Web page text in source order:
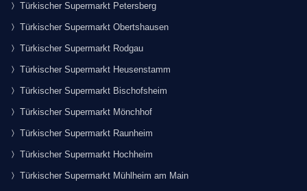
Türkischer Supermarkt Petersberg
Türkischer Supermarkt Obertshausen
Türkischer Supermarkt Rodgau
Türkischer Supermarkt Heusenstamm
Türkischer Supermarkt Bischofsheim
Türkischer Supermarkt Mönchhof
Türkischer Supermarkt Raunheim
Türkischer Supermarkt Hochheim
Türkischer Supermarkt Mühlheim am Main